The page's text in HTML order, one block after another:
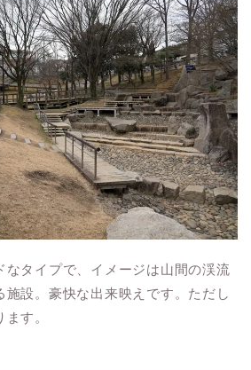
なタイプで、イメージは山間の渓流
施設。豪快な出来映えです。ただし
す。